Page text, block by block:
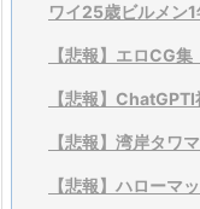
ワイ25歳ビルメン